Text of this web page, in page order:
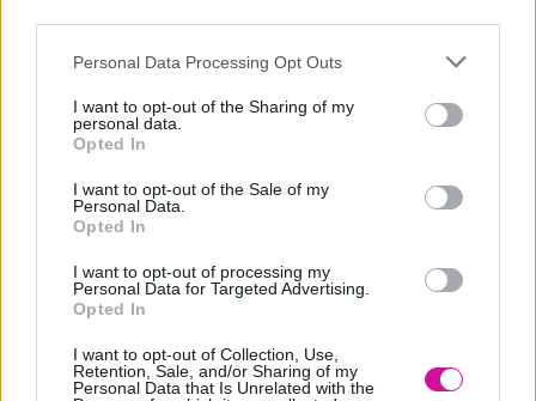
Please note that this website/app uses one or more Google
not limited to your visit or usage behaviour. You may click to
grant or deny consent to Google and its third-party tags to
use your data for below specified purposes in below Google
consent section.
Personal Data Processing Opt Outs
I want to opt-out of the Sharing of my
personal data.
Opted In
I want to opt-out of the Sale of my
Personal Data.
Opted In
I want to opt-out of processing my
Personal Data for Targeted Advertising.
Opted In
I want to opt-out of Collection, Use,
Retention, Sale, and/or Sharing of my
Personal Data that Is Unrelated with the
Άντεξε και συνεχίζει να κατακτάει το YouTube και το internet με τις
νομικές της γνώσεις.
Εξηγεί στον απλό λαουτζίκο με απλά λόγια, τα νέα της
καθημερινότητας, από την νομική πλευρά τους, με χιούμορ!
Ακούστε για να μάθετε τα πάντα!